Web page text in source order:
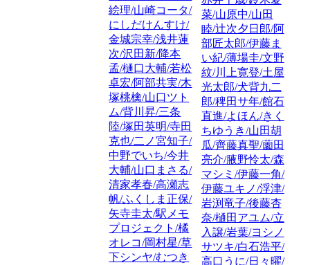
絵理/山崎コータ/
にしだけんすけ/
金城宗幸/浅井蓮
次/沢田新/降本
孟/樋口大輔/若松
卓宏/阿部共実/木
塚桃檎/山口ツト
ム/背川昇/三条
陸/塚田英明/寺田
克也/二ノ宮知子/
中野でいち/今井
大輔/山口まさる/
清家孝春/高瀬志
帆/ふくしま正保/
矢寺圭太/駅メモ
プロジェクト/橘
オレコ/岡村星/草
下シンヤ/むつき
菜/山原中/山田
睦/辻次夕日郎/阿
部匠太郎/伊藤ま
い紀/薄場圭/文野
紋/川上寛登/土屋
光太郎/犬背九二
郎/稗田サ年/館石
直進/よほん/きく
ちゆうき/山田胡
瓜/齊藤真聖/薗田
亮介/腋野怜太/森
マシミ/伊藤一角/
伊藤ユキノ/浮津/
岩渕竜子/後藤杏
奈/樋田アユム/立
入譲/岩葉/ヨシノ
サツキ/白石浩平/
高口うに/日々曜/